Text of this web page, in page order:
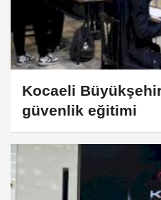
Kocaeli
güvenlik eğitimi